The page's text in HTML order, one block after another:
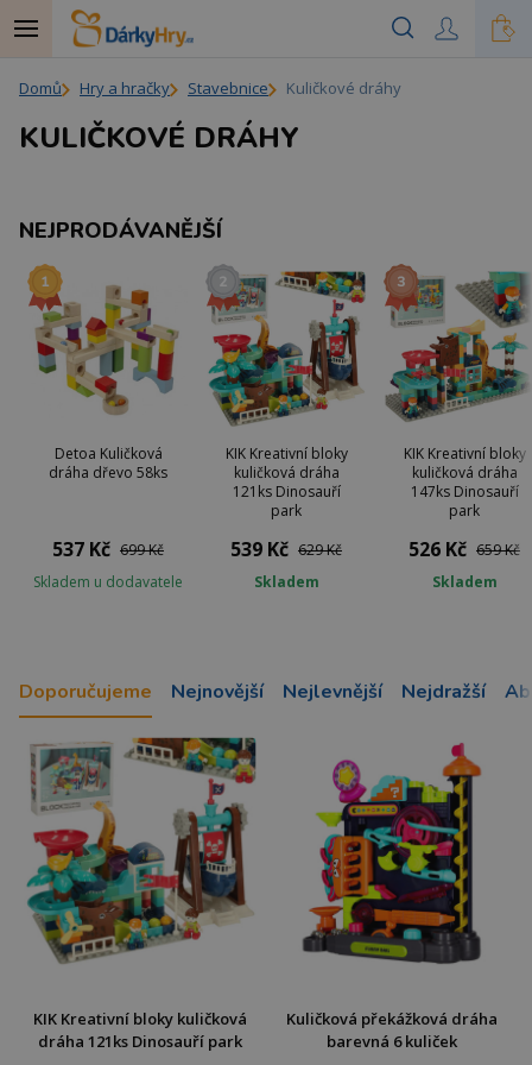
Domů Hry a hračky Stavebnice Kuličkové dráhy
KULIČKOVÉ DRÁHY
NEJPRODÁVANĚJŠÍ
Detoa Kuličková
dráha dřevo 58ks
537 Kč 699 Kč
Skladem u dodavatele
KIK Kreativní bloky
kuličková dráha
121ks Dinosauří
park
539 Kč 629 Kč
Skladem
KIK Kreativní bloky
kuličková dráha
147ks Dinosauří
park
526 Kč 659 Kč
Skladem
Doporučujeme Nejnovější Nejlevnější Nejdražší
KIK Kreativní bloky kuličková
dráha 121ks Dinosauří park
Kuličková překážková dráha
barevná 6 kuliček